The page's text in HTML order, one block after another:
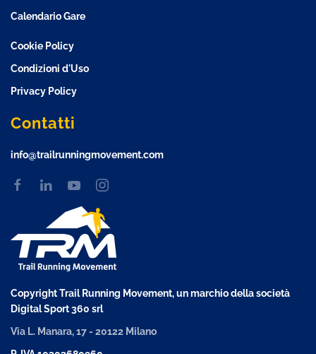
Calendario Gare
Cookie Policy
Condizioni d'Uso
Privacy Policy
Contatti
info@trailrunningmovement.com
Copyright Trail Running Movement, un marchio della società
Digital Sport 360 srl
Via L. Manara, 17 - 20122 Milano